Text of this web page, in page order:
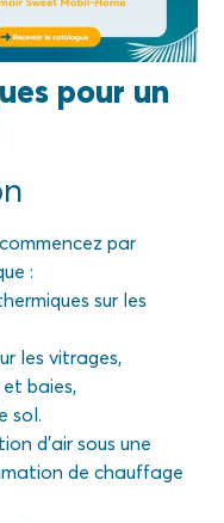
pour un
par
:
sur les
les vitrages,
baies,
sol.
d’air sous une
de chauffage